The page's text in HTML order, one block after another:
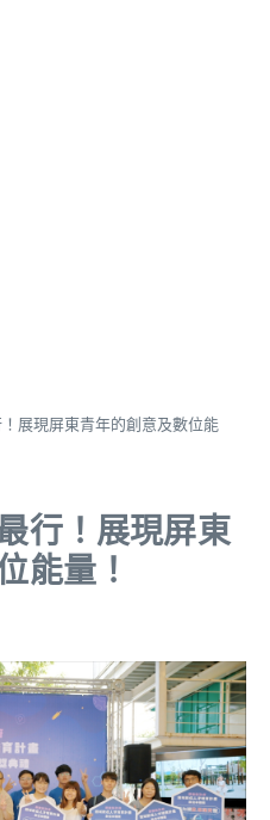
展現屏東青年的創意及數位能
行！展現屏東
能量！